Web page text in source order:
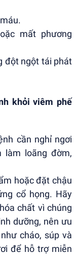
mất phương
đột ngột tái phát
khỏi viêm phế
cần nghỉ ngơi
làm loãng đờm,
hoặc đặt chậu
cổ họng. Hãy
chất vì chúng
dưỡng, nên ưu
cháo, súp và
để hỗ trợ miễn